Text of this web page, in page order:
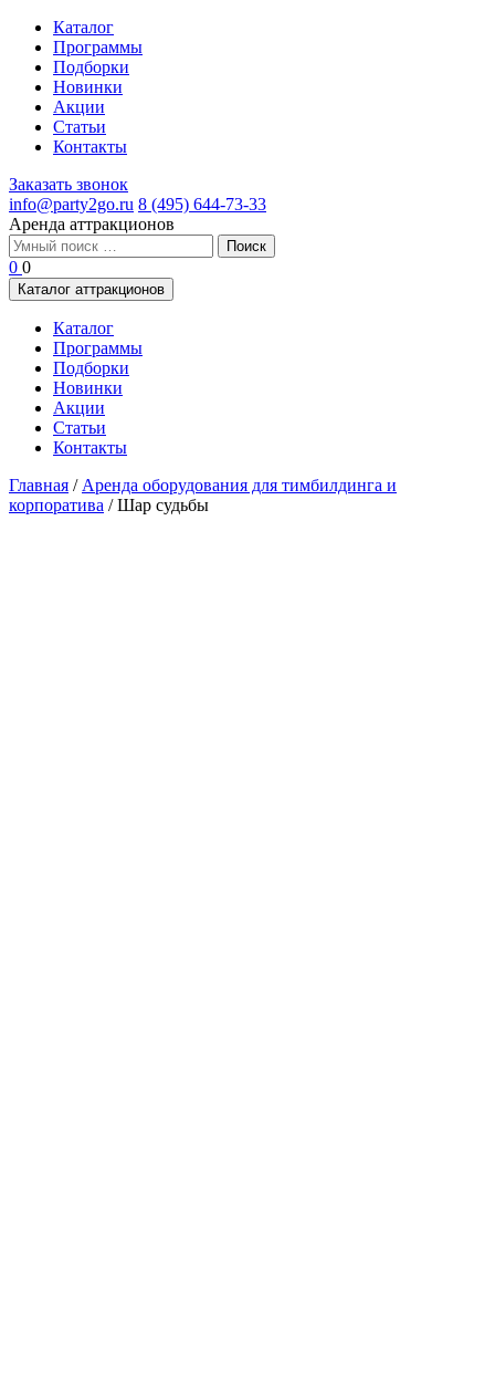
Каталог
Программы
Подборки
Новинки
Акции
Статьи
Контакты
Заказать звонок
info@party2go.ru 8 (495) 644-73-33
Аренда аттракционов
Найти:
0 0
Каталог аттракционов
Каталог
Программы
Подборки
Новинки
Акции
Статьи
Контакты
Главная / Аренда оборудования для тимбилдинга и
корпоратива /Шар судьбы